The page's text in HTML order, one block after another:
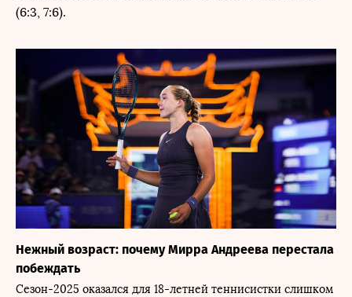
(6:3, 7:6).
Нежный возраст: почему Мирра Андреева перестала
побеждать
Сезон-2025 оказался для 18-летней теннисистки слишком